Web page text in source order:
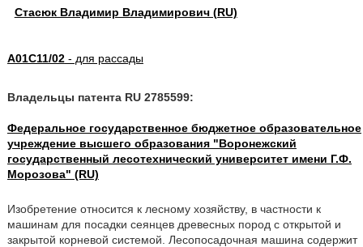
Стасюк Владимир Владимирович (RU)
A01C11/02- для рассады
Владельцы патента RU 2785599:
Федеральное государственное бюджетное образовательное
учреждение высшего образования "Воронежский
государственный лесотехнический университет имени Г.Ф.
Морозова" (RU)
Изобретение относится к лесному хозяйству, в частности к
машинам для посадки сеянцев древесных пород с открытой и
закрытой корневой системой. Лесопосадочная машина содержит